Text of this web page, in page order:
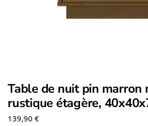
Table de nuit pin marron
rustique étagère,
139,90 €